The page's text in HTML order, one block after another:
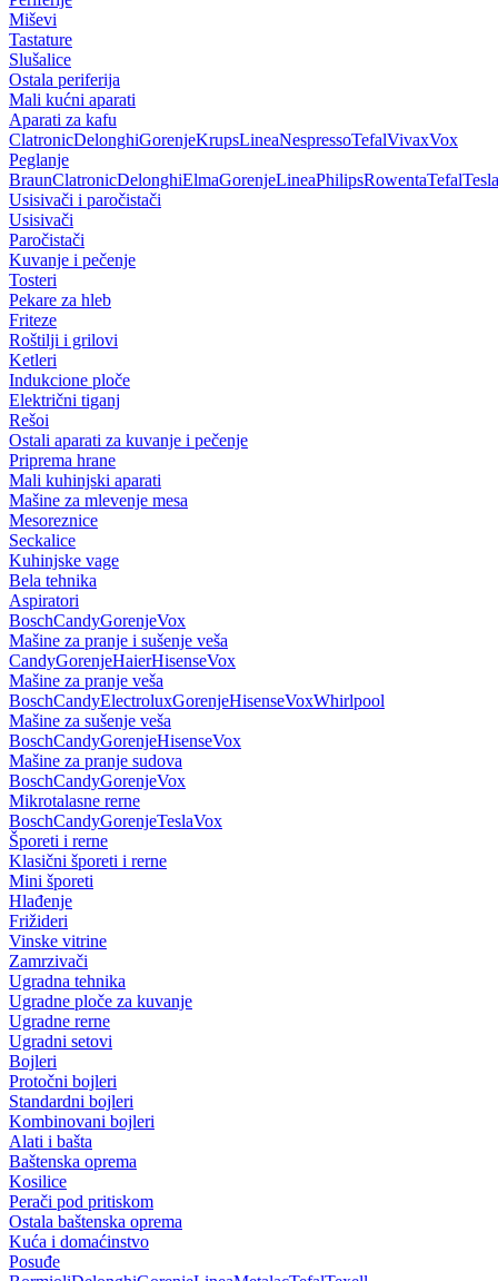
Miševi
Tastature
Slušalice
Ostala periferija
Mali kućni aparati
Aparati za kafu
ClatronicDelonghiGorenjeKrupsLineaNespressoTefalVivaxVox
Peglanje
BraunClatronicDelonghiElmaGorenjeLineaPhilipsRowentaTefalTesla
Usisivači i paročistači
Usisivači
Paročistači
Kuvanje i pečenje
Tosteri
Pekare za hleb
Friteze
Roštilji i grilovi
Ketleri
Indukcione ploče
Električni tiganj
Rešoi
Ostali aparati za kuvanje i pečenje
Priprema hrane
Mali kuhinjski aparati
Mašine za mlevenje mesa
Mesoreznice
Seckalice
Kuhinjske vage
Bela tehnika
Aspiratori
BoschCandyGorenjeVox
Mašine za pranje i sušenje veša
CandyGorenjeHaierHisenseVox
Mašine za pranje veša
BoschCandyElectroluxGorenjeHisenseVoxWhirlpool
Mašine za sušenje veša
BoschCandyGorenjeHisenseVox
Mašine za pranje sudova
BoschCandyGorenjeVox
Mikrotalasne rerne
BoschCandyGorenjeTeslaVox
Šporeti i rerne
Klasični šporeti i rerne
Mini šporeti
Hlađenje
Frižideri
Vinske vitrine
Zamrzivači
Ugradna tehnika
Ugradne ploče za kuvanje
Ugradne rerne
Ugradni setovi
Bojleri
Protočni bojleri
Standardni bojleri
Kombinovani bojleri
Alati i bašta
Baštenska oprema
Kosilice
Perači pod pritiskom
Ostala baštenska oprema
Kuća i domaćinstvo
Posuđe